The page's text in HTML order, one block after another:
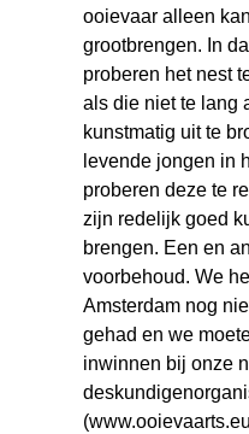
ooievaar alleen
grootbrengen. In
proberen het nest
als die niet te lang
kunstmatig uit te
levende jongen in
proberen deze te
zijn redelijk goed
brengen. Een en
voorbehoud. We
Amsterdam nog
gehad en we
inwinnen bij onze